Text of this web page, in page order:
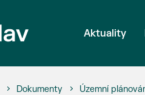
Aktuality
Dokumenty Územní